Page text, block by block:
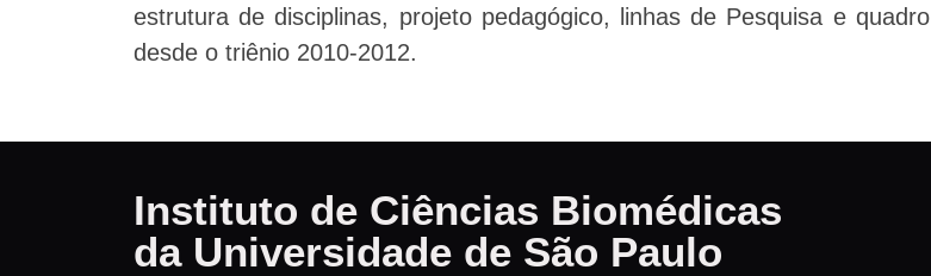
estrutura de disciplinas, projeto pedagógico, linhas de Pesquisa e
desde o triênio 2010-2012.
Instituto de Ciências Biomédicas
da Universidade de São Paulo